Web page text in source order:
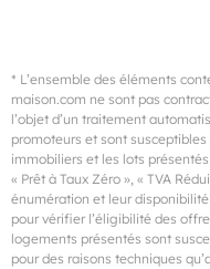
* L’ensemble des éléments
maison.com ne sont pas
l’objet d’un traitement
promoteurs et sont
immobiliers et les lots
« Prêt à Taux Zéro », « TVA
énumération et leur
pour vérifier l’éligibilité des
logements présentés sont
pour des raisons techniques